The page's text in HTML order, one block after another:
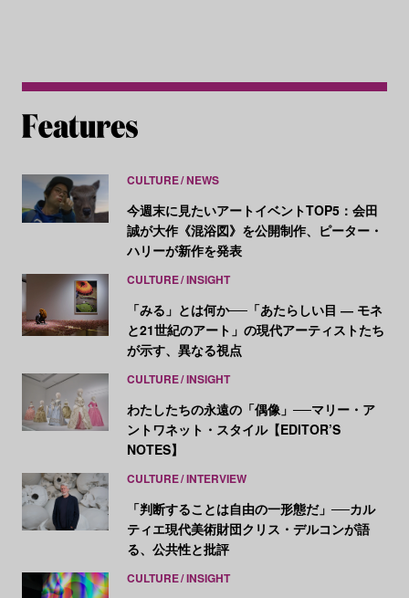
CULTURE NEWS
今週末に見たいアートイベントTOP5：会田
誠が大作《混浴図》を公開制作、ピーター・
ハリーが新作を発表
CULTURE INSIGHT
「みる」とは何か──「あたらしい目 ― モネ
と21世紀のアート」の現代アーティストたち
が示す、異なる視点
CULTURE INSIGHT
わたしたちの永遠の「偶像」──マリー・ア
ントワネット・スタイル【EDITOR’S
NOTES】
CULTURE INTERVIEW
「判断することは自由の一形態だ」──カル
ティエ現代美術財団クリス・デルコンが語
る、公共性と批評
CULTURE INSIGHT